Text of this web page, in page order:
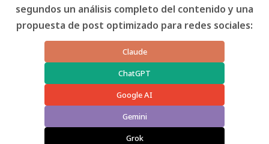
segundos un análisis completo del contenido y una
propuesta de post optimizado para redes sociales:
Claude
ChatGPT
Google AI
Gemini
Grok